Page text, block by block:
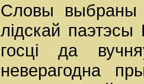
Словы выбраны
лідскай паэтэсы
госці да
неверагодна